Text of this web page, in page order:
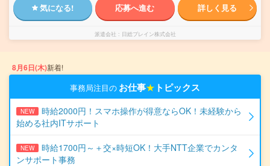
気になる! 応募へ進む 詳しく見る
派遣会社 日総ブレイン株式会社
8月6日(木)新着!
事務局注目の お仕事★ トピックス
NEW
時給2000円！スマホ操作が得意ならOK！未経験から
始める社内ITサポート
NEW
時給1700円～＋交×時短OK！大手NTT企業でカンタ
ンサポート事務